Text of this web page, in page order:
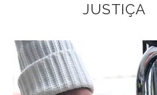
JUSTIÇA